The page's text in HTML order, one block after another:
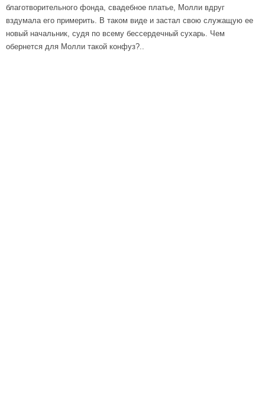
благотворительного фонда, свадебное платье, Молли вдруг
вздумала его примерить. В таком виде и застал свою служащую ее
новый начальник, судя по всему бессердечный сухарь. Чем
обернется для Молли такой конфуз?..